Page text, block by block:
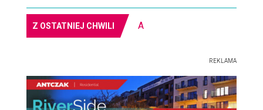
Z OSTATNIEJ CHWILI
REKLAMA